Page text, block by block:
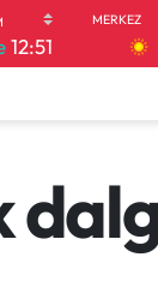
12:51